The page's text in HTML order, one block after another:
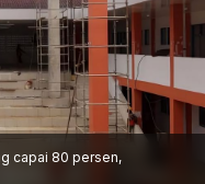
capai 80 persen,